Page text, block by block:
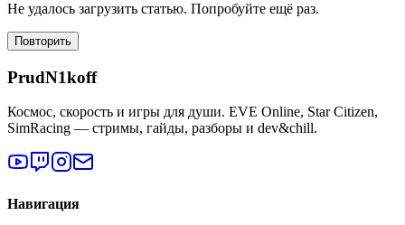
Не удалось загрузить статью. Попробуйте ещё раз.
Повторить
PrudN1koff
Космос, скорость и игры для души. EVE Online, Star Citizen,
SimRacing — стримы, гайды, разборы и dev&chill.
Навигация